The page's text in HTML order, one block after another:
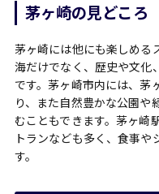
茅ヶ崎の見どころ
茅ヶ崎には他にも楽しめる
海だけでなく、歴史や文化
です。茅ヶ崎市内には、茅
り、また自然豊かな公園や
むこともできます。茅ヶ崎
トランなども多く、食事や
す。